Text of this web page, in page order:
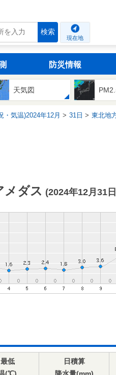
検索
現在地
防災情報
天気図
・気温)2024年12月 31日 東北地
メダス (2024年12月31
最低
日積算